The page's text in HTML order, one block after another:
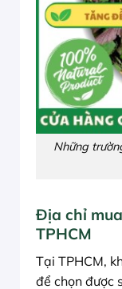
Những
Địa chỉ
TPHCM
Tại TPHCM,
để chọn được